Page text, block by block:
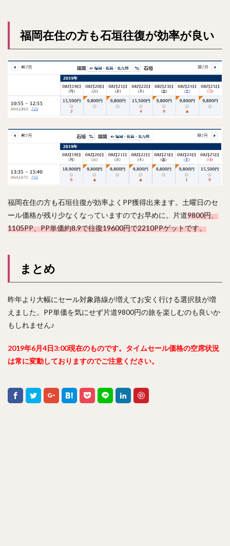
福岡在住の方も石垣往復が効率が良い
福岡在住の方も石垣往復が効率よくPP獲得出来ます。土曜日のセ
ール価格が残り少なくなっていますのでお早めに。片道9800円、
1105PP、PP単価約8.9で往復19600円で2210PPゲットです。
まとめ
昨年より大幅にセール対象路線が増えてお安く行ける選択肢が増
えました。PP単価を気にせず片道9800円の旅を楽しむのも良いか
もしれません♪
2019年6月4日3:00現在のものです。タイムセール価格の空席状況
は常に変動しておりますのでご注意ください。